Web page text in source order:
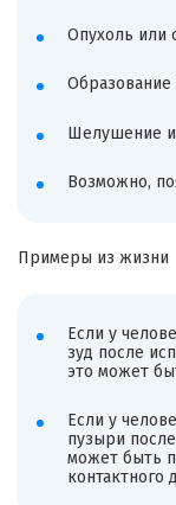
Опухоль или
Шелушение
Возможно,
Примеры из жизни
Если у
зуд после
это может
Если у
пузыри
может быть
контактного